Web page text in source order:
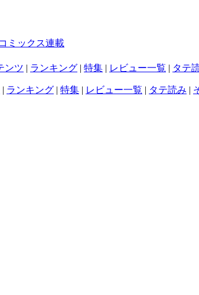
ミックス連載
ンツ | ランキング | 特集 | レビュー一覧 | タテ
| ランキング | 特集 | レビュー一覧 | タテ読み |